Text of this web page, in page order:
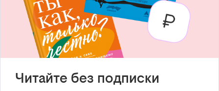
Читайте без подписки